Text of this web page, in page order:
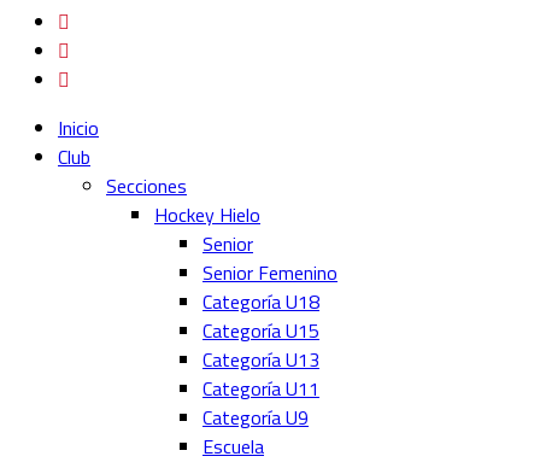
Inicio
Club
Secciones
Hockey Hielo
Senior
Senior Femenino
Categoría U18
Categoría U15
Categoría U13
Categoría U11
Categoría U9
Escuela